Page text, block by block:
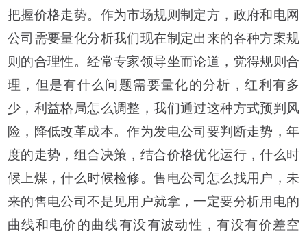
把握价格走势。作为市场规则制定方，政府和电网
公司需要量化分析我们现在制定出来的各种方案规
则的合理性。经常专家领导坐而论道，觉得规则合
理，但是有什么问题需要量化的分析，红利有多
少，利益格局怎么调整，我们通过这种方式预判风
险，降低改革成本。作为发电公司要判断走势，年
度的走势，组合决策，结合价格优化运行，什么时
候上煤，什么时候检修。售电公司怎么找用户，未
来的售电公司不是见用户就拿，一定要分析用电的
曲线和电价的曲线有没有波动性，有没有价差空